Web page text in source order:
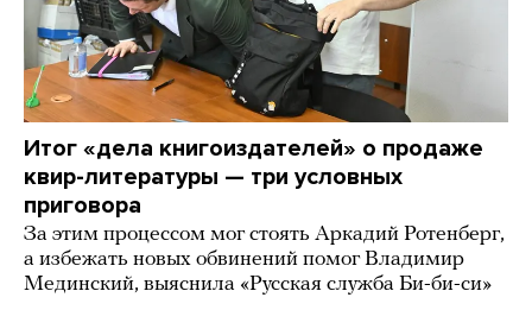
Итог «дела книгоиздателей» о продаже
квир-литературы — три условных
приговора
За этим процессом мог стоять Аркадий Ротенберг,
а избежать новых обвинений помог Владимир
Мединский, выяснила «Русская служба Би-би-си»